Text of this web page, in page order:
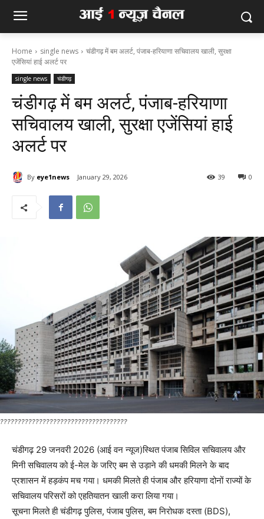
Home single news
चंडीगढ़ में बम अलर्ट, पंजाब-हरियाणा सचिवालय खाली, सुरक्षा
एजेंसियां हाई अलर्ट पर
single news चंडीगढ़
चंडीगढ़ में बम अलर्ट, पंजाब-हरियाणा
सचिवालय खाली, सुरक्षा एजेंसियां हाई
अलर्ट पर
By eye1news January 29, 2026 0
39
????????????????????????????????????
चंडीगढ़ 29 जनवरी 2026 (आई वन न्यूज)स्थित पंजाब सिविल सचिवालय और
मिनी सचिवालय को ई-मेल के जरिए बम से उड़ाने की धमकी मिलने के बाद
प्रशासन में हड़कंप मच गया। धमकी मिलते ही पंजाब और हरियाणा दोनों राज्यों के
सचिवालय परिसरों को एहतियातन खाली करा लिया गया।
सूचना मिलते ही चंडीगढ़ पुलिस, पंजाब पुलिस, बम निरोधक दस्ता (BDS),